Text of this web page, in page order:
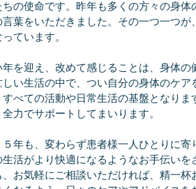
ちの使命です。昨年も多くの方々の身
言葉をいただきました。その一つ一つ
ています。
を迎え、改めて感じることは、身体の
しい生活の中で、つい自分の身体のケ
すべての活動や日常生活の基盤となり
全力でサポートしてまいります。
５年も、変わらず患者様一人ひとりに
生活がより快適になるようなお手伝い
、お気軽にご相談いただければ、精一